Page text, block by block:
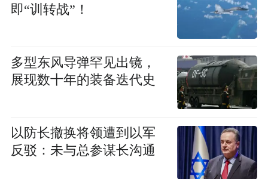
即“训转战”！
多型东风导弹罕见出镜，
展现数十年的装备迭代史
以防长撤换将领遭到以军
反驳：未与总参谋长沟通